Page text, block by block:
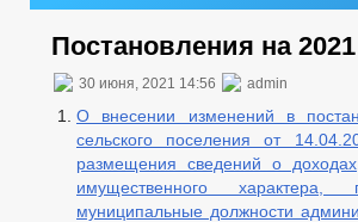
Постановления на
30 июня, 2021 14:56 admin
О внесении изменений в
сельского поселения от
размещения сведений о
имущественного
муниципальные должности